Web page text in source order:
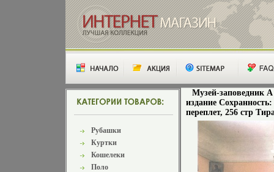
Рубашки
Куртки
Кошелеки
Поло
Музей-заповедник
издание
переплет, 256 стр